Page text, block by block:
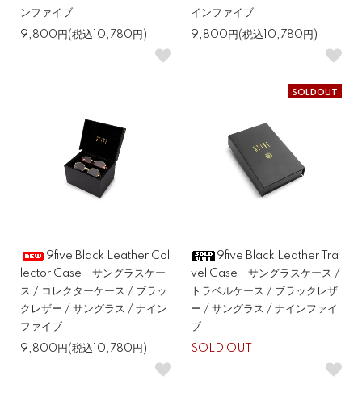
ンファイブ
9,800円(税込10,780円)
インファイブ
9,800円(税込10,780円)
9five Black Leather Col
lector Case サングラスケー
ス / コレクターケース / ブラッ
クレザー / サングラス / ナイン
ファイブ
9,800円(税込10,780円)
SOLDOUT
9five Black Leather Tra
vel Case サングラスケース /
トラベルケース / ブラックレザ
ー / サングラス / ナインファイ
ブ
SOLD OUT